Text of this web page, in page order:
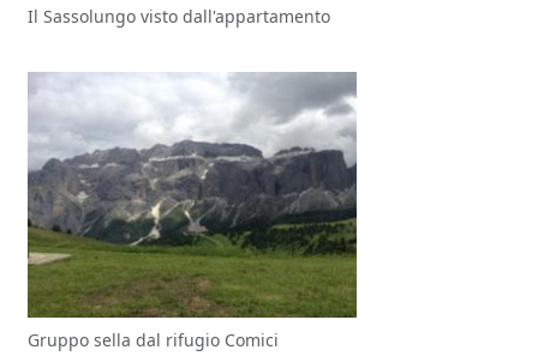
Il Sassolungo visto dall'appartamento
Gruppo sella dal rifugio Comici